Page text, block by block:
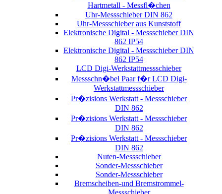
Hartmetall - Messfl�chen
Uhr-Messschieber DIN 862
Uhr-Messschieber aus Kunststoff
Elektronische Digital - Messschieber DIN
862 IP54
Elektronische Digital - Messschieber DIN
862 IP54
LCD Digi-Werkstattmessschieber
Messschn�bel Paar f�r LCD Digi-
Werkstattmessschieber
Pr�zisions Werkstatt - Messschieber
DIN 862
Pr�zisions Werkstatt - Messschieber
DIN 862
Pr�zisions Werkstatt - Messschieber
DIN 862
Nuten-Messschieber
Sonder-Messschieber
Sonder-Messschieber
Bremscheiben-und Bremstrommel-
Messschieber